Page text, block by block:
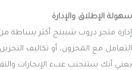
سهولة الإطلاق والإدارة
إدارة متجر دروب شيبنج أكثر بساطة من
التعامل مع المخزون، أو تكاليف
يعني أنك ستتجنب عبء الإيجارات